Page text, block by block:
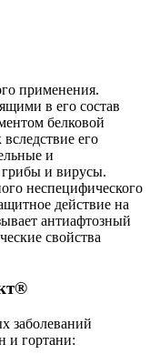
применения.
в его состав
белковой
его
и
грибы и вирусы.
неспецифического
действие на
антиафтозный
свойства
заболеваний
и гортани: